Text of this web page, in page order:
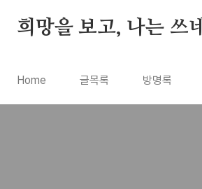
희망을 보고, 나는 쓰네
Home 글목록 방명록